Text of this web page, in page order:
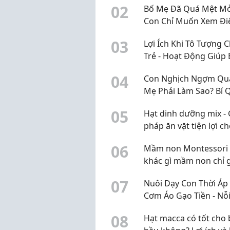
02
Bố Mẹ Đã Quá Mệt
Con Chỉ Muốn Xem
Mùa Hè Của Bé
03
Lợi Ích Khi Tô Tượng
Trẻ - Hoạt Động Giúp
04
Con Nghịch Ngợm
Mẹ Phải Làm Sao? Bí
Không Cần La Hét
05
Hạt dinh dưỡng mix -
pháp ăn vặt tiện lợi
06
Mầm non Montessori
khác gì mầm non chỉ
07
Nuôi Dạy Con Thời Áp
Cơm Áo Gạo Tiền -
Giúp Bé Phát Triển
08
Hạt macca có tốt cho